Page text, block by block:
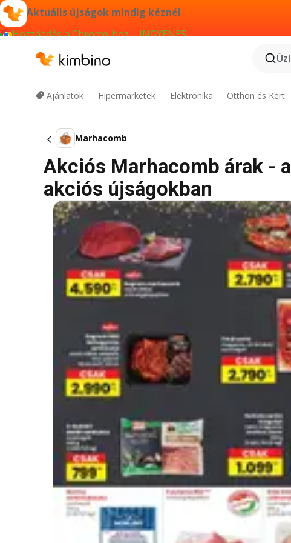
Aktuális újságok mindig kéznél
Hozzáadás a Chrome-hoz – INGYENES
Ajánlatok Hipermarketek Elektronika Otthon és Kert
Marhacomb
Akciós Marhacomb árak -
akciós újságokban